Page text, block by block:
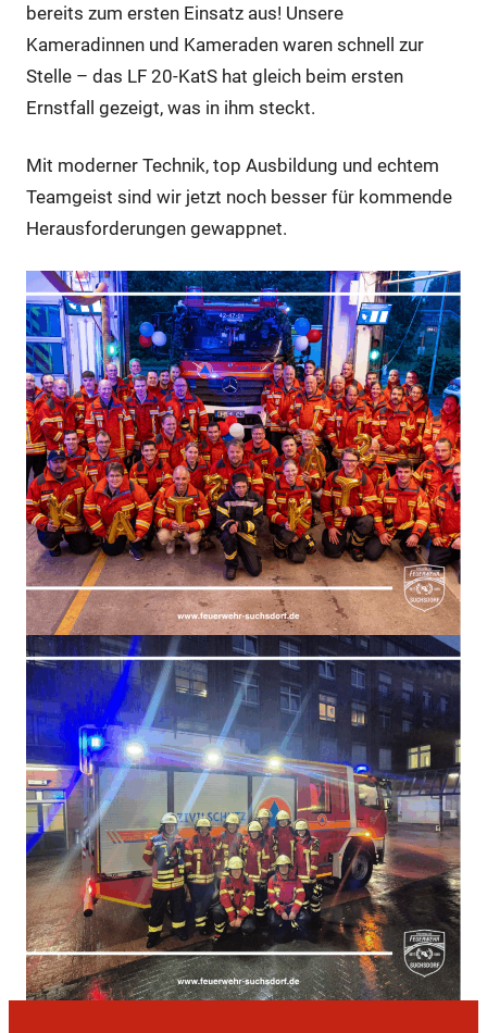
bereits zum ersten Einsatz aus! Unsere
Kameradinnen und Kameraden waren schnell zur
Stelle – das LF 20-KatS hat gleich beim ersten
Ernstfall gezeigt, was in ihm steckt.
Mit moderner Technik, top Ausbildung und echtem
Teamgeist sind wir jetzt noch besser für kommende
Herausforderungen gewappnet.